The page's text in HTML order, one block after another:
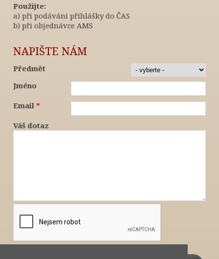
Použijte:
a) při podávání přihlášky do ČAS
b) při objednávce AMS
NAPIŠTE NÁM
Předmět
Jméno
Email *
Váš dotaz